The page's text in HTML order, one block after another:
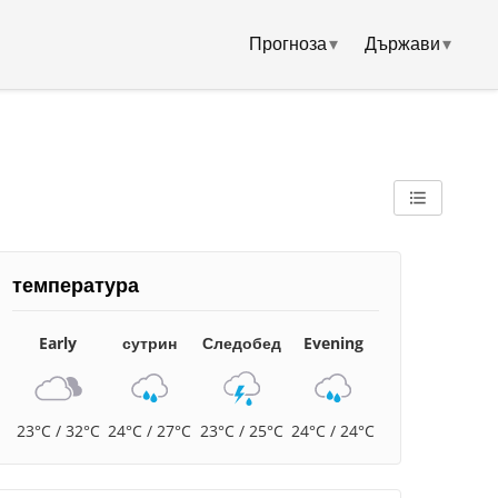
Прогноза▾ Държави▾
температура
Early
23°C / 32°C
сутрин
24°C / 27°C
Следобед
23°C / 25°C
Evening
24°C / 24°C